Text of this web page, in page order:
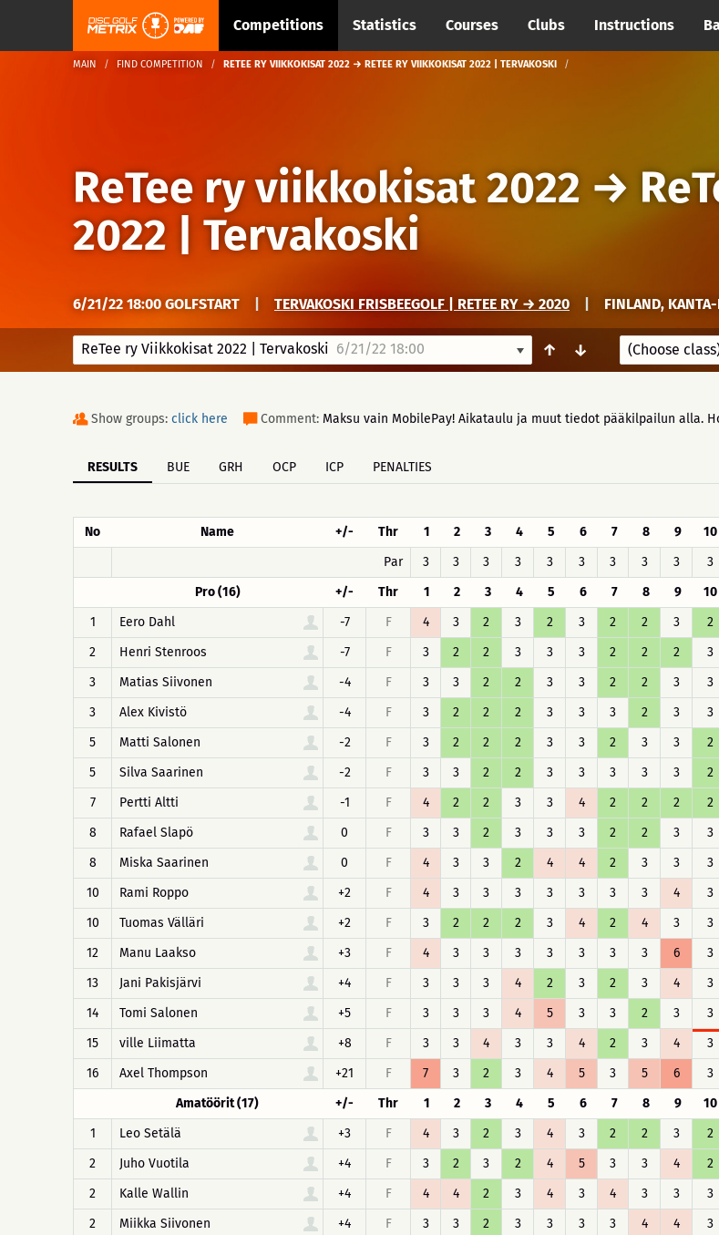
Competitions Statistics Courses Clubs Instructions
MAIN FIND COMPETITION RETEE RY VIIKKOKISAT 2022 → RETEE RY VIIKKOKISAT 2022 | TERVAKOSKI
ReTee ry viikkokisat 2022 →
2022 | Tervakoski
6/21/22 18:00 GOLFSTART TERVAKOSKI FRISBEEGOLF | RETEE RY → 2020 FINLAND,
ReTee ry Viikkokisat 2022 | Tervakoski 6/21/22 18:00 ↑ ↓
Show groups: click here Comment: Maksu vain MobilePay! Aikataulu ja muut tiedot pääkilpailun alla.
RESULTS BUE GRH OCP ICP PENALTIES
No Name +/- Thr 1 2 3 4 5 6 7 8 9 10
Par
3 3 3 3 3 3 3 3 3 3
Pro (16)
+/- Thr 1 2 3 4 5 6 7 8 9 10
1
Eero Dahl -7 F 4 3 2 3 2 3 2 2 3 2
2
Henri Stenroos -7 F 3 2 2 3 3 3 2 2 2 3
3
Matias Siivonen -4 F 3 3 2 2 3 3 2 2 3 3
3
Alex Kivistö -4 F 3 2 2 2 3 3 3 2 3 3
5
Matti Salonen -2 F 3 2 2 2 3 3 2 3 3 2
5
Silva Saarinen -2 F 3 3 2 2 3 3 3 3 3 2
7
Pertti Altti -1 F 4 2 2 3 3 4 2 2 2 2
8
Rafael Slapö 0 F 3 3 2 3 3 3 2 2 3 3
8
Miska Saarinen 0 F 4 3 3 2 4 4 2 3 3 3
10
Rami Roppo +2 F 4 3 3 3 3 3 3 3 4 3
10
Tuomas Välläri +2 F 3 2 2 2 3 4 2 4 3 3
12
Manu Laakso +3 F 4 3 3 3 3 3 3 3 6 3
13
Jani Pakisjärvi +4 F 3 3 3 4 2 3 2 3 4 3
14
Tomi Salonen +5 F 3 3 3 4 5 3 3 2 3 3
15
ville Liimatta +8 F 3 3 4 3 3 4 2 3 4 3
16
Axel Thompson +21 F 7 3 2 3 4 5 3 5 6 3
Amatöörit (17)
+/- Thr 1 2 3 4 5 6 7 8 9 10
1
Leo Setälä +3 F 4 3 2 3 4 3 2 2 3 2
2
Juho Vuotila +4 F 3 2 3 2 4 5 3 3 4 2
2
Kalle Wallin +4 F 4 4 2 3 4 3 4 3 3 3
2
Miikka Siivonen +4 F 3 3 2 3 3 3 3 4 4 3